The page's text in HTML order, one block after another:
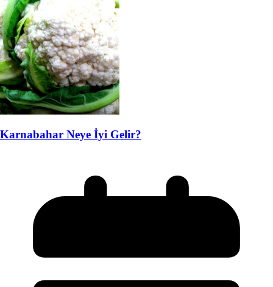
Karnabahar Neye İyi Gelir?